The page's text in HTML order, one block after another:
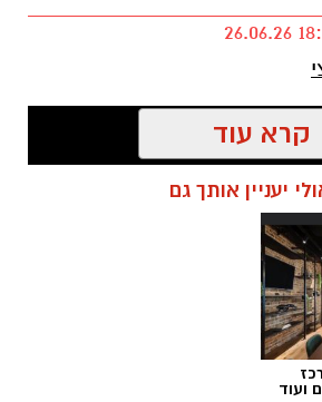
קרא עוד
יעניין אותך גם
ועוד